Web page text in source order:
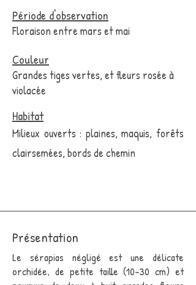
Période d'observation
Floraison entre mars et mai
Couleur
Grandes tiges vertes, et fleurs rosée à
violacée
Habitat
Milieux ouverts : plaines, maquis, forêts
clairsemées, bords de chemin
Présentation
Le sérapias négligé est une délicate
orchidée, de petite taille (10-30 cm) et